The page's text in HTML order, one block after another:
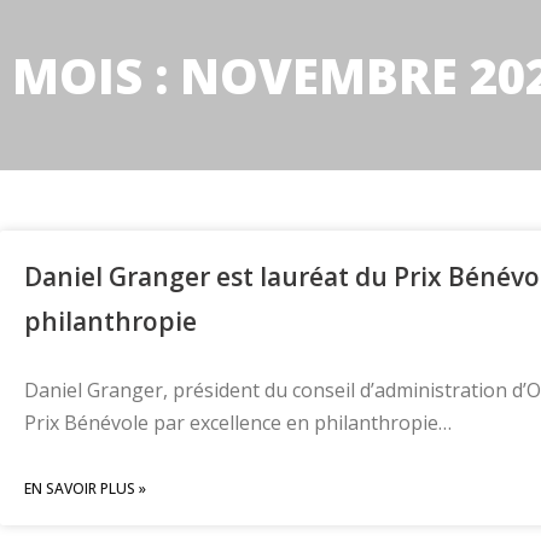
MOIS : NOVEMBRE
Daniel Granger est lauréat du Prix
philanthropie
Daniel Granger, président du conseil d’administration
Prix Bénévole par excellence en philanthropie…
EN SAVOIR PLUS »